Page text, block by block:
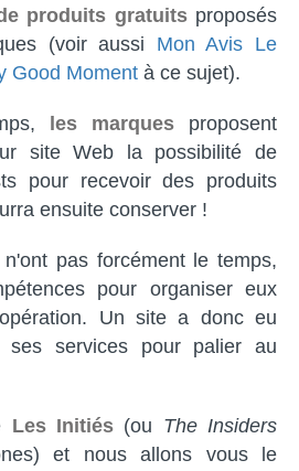
produits gratuitsproposés
(voir aussi Mon Avis Le
Good Moment à ce sujet).
les marquesproposent
site Web la possibilité de
pour recevoir des produits
ensuite conserver !
pas forcément le temps,
pour organiser eux
Un site a donc eu
ses services pour palier au
Les Initiés(ou The Insiders
et nous allons vous le